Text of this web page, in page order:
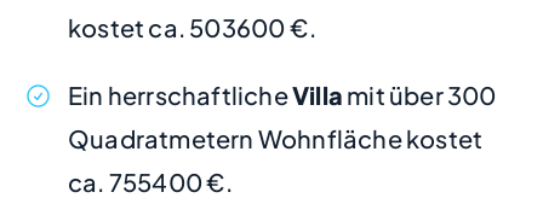
kostet ca. 503600 €.
Ein herrschaftlicheVilla mit über 300
Quadratmetern Wohnfläche kostet
ca. 755400 €.